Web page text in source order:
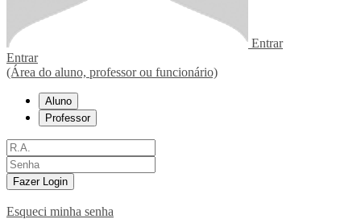
Entrar
Entrar
(Área do aluno, professor ou funcionário)
Aluno
Professor
Fazer Login
Esqueci minha senha